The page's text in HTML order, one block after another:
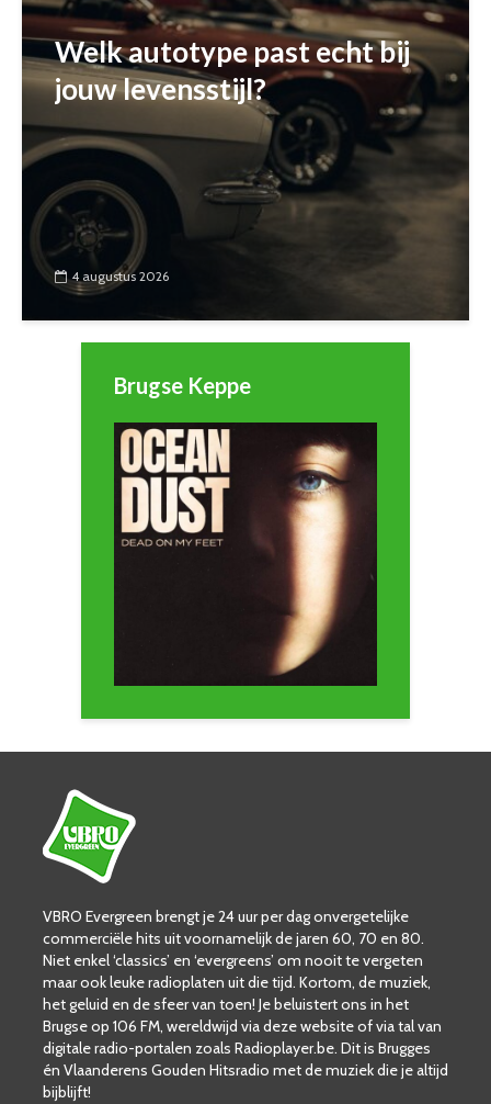
Welk autotype past echt bij
jouw levensstijl?
4 augustus 2026
Brugse Keppe
VBRO Evergreen brengt je 24 uur per dag onvergetelijke
commerciële hits uit voornamelijk de jaren 60, 70 en 80.
Niet enkel ‘classics’ en ‘evergreens’ om nooit te vergeten
maar ook leuke radioplaten uit die tijd. Kortom, de muziek,
het geluid en de sfeer van toen! Je beluistert ons in het
Brugse op 106 FM, wereldwijd via deze website of via tal van
digitale radio-portalen zoals Radioplayer.be. Dit is Brugges
én Vlaanderens Gouden Hitsradio met de muziek die je altijd
bijblijft!